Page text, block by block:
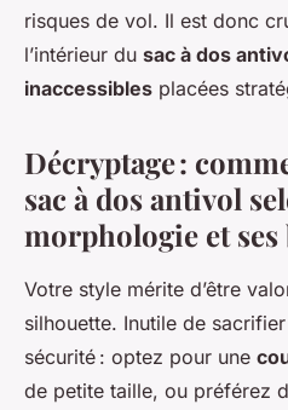
risques de vol. Il est donc
l’intérieur du sac à dos
inaccessibles placées
Décryptage :
sac à dos antivol
morphologie et ses
Votre style mérite d’être
silhouette. Inutile de
sécurité : optez pour une
de petite taille, ou préférez